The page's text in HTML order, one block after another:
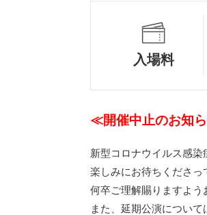
入場料
≪開催中止のお知
新型コロナウイルス感染
楽しみにお待ちくださっ
何卒ご理解賜りますよう
また、延期公演につい